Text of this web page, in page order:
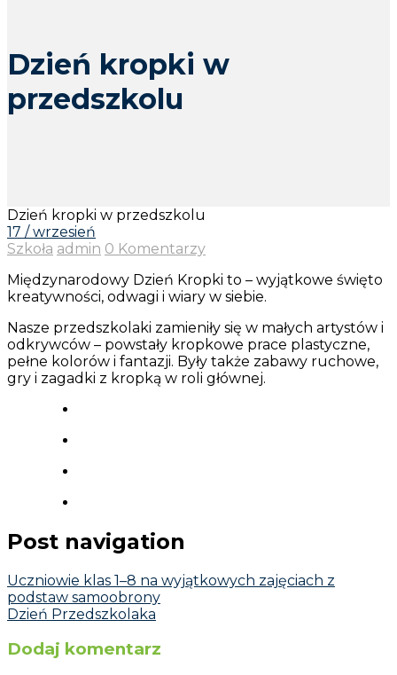
Dzień kropki w
przedszkolu
Dzień kropki w przedszkolu
17 / wrzesień
Szkoła admin 0 Komentarzy
Międzynarodowy Dzień Kropki to – wyjątkowe święto
kreatywności, odwagi i wiary w siebie.
Nasze przedszkolaki zamieniły się w małych artystów i
odkrywców – powstały kropkowe prace plastyczne,
pełne kolorów i fantazji. Były także zabawy ruchowe,
gry i zagadki z kropką w roli głównej.
Post navigation
Uczniowie klas 1–8 na wyjątkowych zajęciach z
podstaw samoobrony
Dzień Przedszkolaka
Dodaj komentarz